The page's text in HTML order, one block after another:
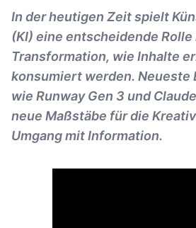
In der heutigen Zeit spielt
(KI) eine entscheidende Rolle
Transformation, wie Inhalte
konsumiert werden. Neueste
wie Runway Gen 3 und
neue Maßstäbe für die
Umgang mit Information.